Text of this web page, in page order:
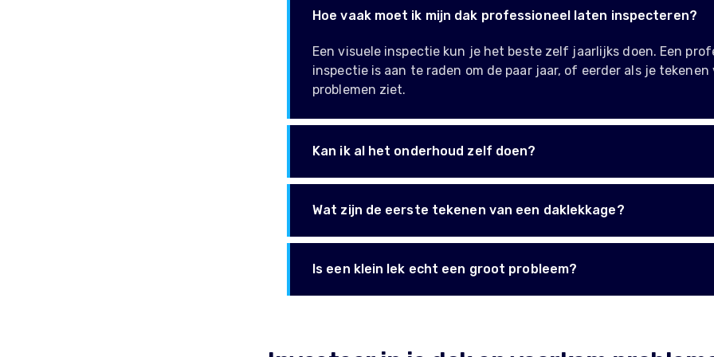
Hoe vaak moet ik mijn dak professioneel laten inspecteren?
Een visuele inspectie kun je het beste zelf jaarlijks doen. Een
inspectie is aan te raden om de paar jaar, of eerder als je tekenen
problemen ziet.
Kan ik al het onderhoud zelf doen?
Wat zijn de eerste tekenen van een daklekkage?
Is een klein lek echt een groot probleem?